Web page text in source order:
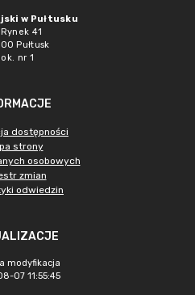
w Pułtusku
41
Pułtusk
nr 1
dostępności
strony
osobowych
zmian
odwiedzin
modyfikacja
07 11:55:45